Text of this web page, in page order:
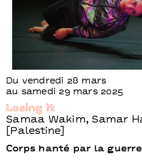
Du vendredi 28 mars
au samedi 29 mars 2025
Losing it
Samaa Wakim, Samar
[Palestine]
Corps hanté par la guerre